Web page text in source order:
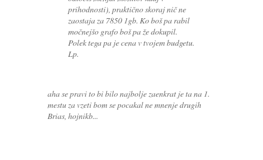
prihodnosti), praktično skoraj nič ne
zaostaja za 7850 1gb. Ko boš pa rabil
močnejšo grafo boš pa že dokupil.
Polek tega pa je cena v tvojem budgetu.
Lp.
aha se pravi to bi bilo najbolje zaenkrat je ta na 1.
mestu za vzeti bom se pocakal ne mnenje drugih
Brias, hojnikb...